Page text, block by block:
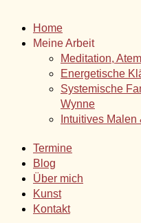
Home
Meine Arbeit
Meditation,
Energetische
Systemische
Wynne
Intuitives
Termine
Blog
Über mich
Kunst
Kontakt